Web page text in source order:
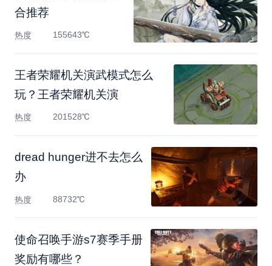
合推荐
热度 155643℃
王者荣耀机关演武模式怎么
玩？王者荣耀机关演
热度 201528℃
dread hunger进不去怎么
办
热度 88732℃
使命召唤手游s7赛季手册
奖励有哪些？